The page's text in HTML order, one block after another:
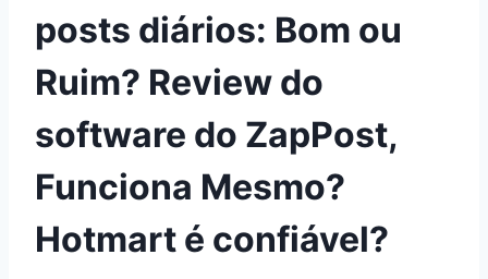
posts diários: Bom ou
Ruim? Review do
software do ZapPost,
Funciona Mesmo?
Hotmart é confiável?